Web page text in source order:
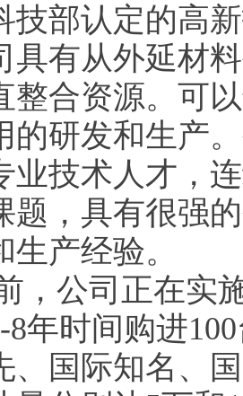
技部认定的高
有从外延材
整合资源。可
的研发和生产
业技术人才，
题，具有很强
生产经验。
公司正在实
8年时间购进
、国际知名、